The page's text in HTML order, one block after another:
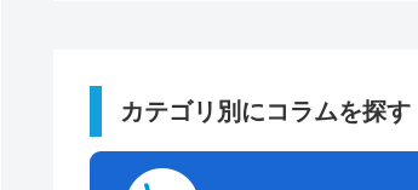
カテゴリ別にコラムを探す